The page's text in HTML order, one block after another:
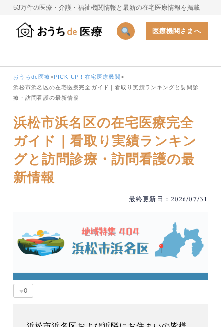
53万件の医療・介護・福祉機関情報と最新の在宅医療情報を掲載
医療機関さまへ
おうちde医療>PICK UP！在宅医療機関>
浜松市浜名区の在宅医療完全ガイド｜看取り実績ランキングと訪問診
療・訪問看護の最新情報
浜松市浜名区の在宅医療完全
ガイド｜看取り実績ランキン
グと訪問診療・訪問看護の最
新情報
最終更新日：2026/07/31
♥0